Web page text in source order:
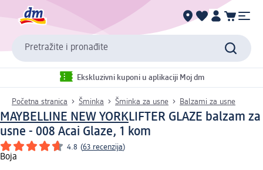
Pretražite i pronađite
Ekskluzivni kuponi u aplikaciji Moj dm
Početna stranica Šminka Šminka za usne Balzami za usne
MAYBELLINE NEW YORKLIFTER GLAZE balzam za
usne - 008 Acai Glaze, 1 kom
4.8 (63 recenzija)
Boja